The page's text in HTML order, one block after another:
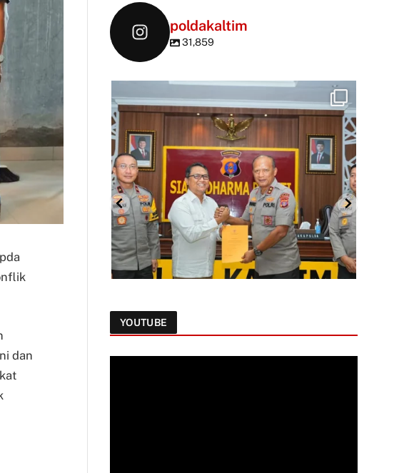
dan
poldakaltim
31,859
YOUTUBE